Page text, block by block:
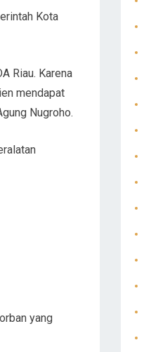
Kota
Riau. Karena
mendapat
Nugroho.
yang